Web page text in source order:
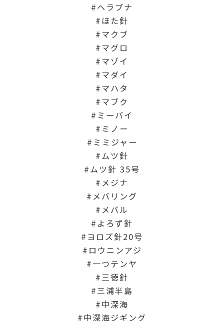
ヘラブナ
ほた針
マクブ
マグロ
マゾイ
マダイ
マハタ
マブク
ミーバイ
ミノー
ミミジャー
ムツ針
ムツ針 35号
メジナ
メバリング
メバル
よろず針
ヨロズ針20号
ロウニンアジ
一つテンヤ
三徳針
三浦半島
中深海
中深海ジギング